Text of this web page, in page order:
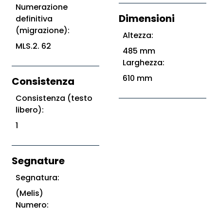
Numerazione
definitiva
(migrazione):
MLS.2. 62
Consistenza
Consistenza (testo
libero):
1
Segnature
Segnatura:
(Melis)
Numero:
Dimensioni
Altezza:
485 mm
Larghezza:
610 mm